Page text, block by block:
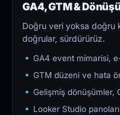
GA4, GTM &
Doğru veri yoksa doğru
doğrular, sürdürürüz.
GA4 event mimarisi,
GTM düzeni ve hata
Gelişmiş dönüşümler,
Looker Studio